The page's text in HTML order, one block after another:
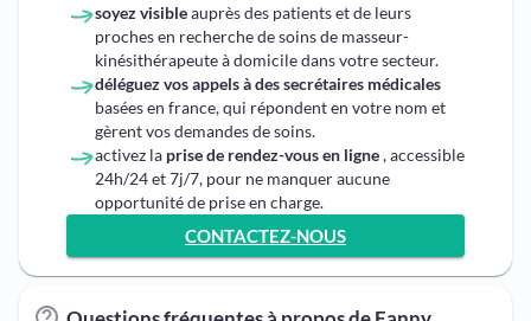
soyez visibleauprès des patients et de leurs
proches en recherche de soins de masseur-
kinésithérapeute à domicile dans votre secteur.
déléguez vos appels à des secrétaires médicales
basées en france, qui répondent en votre nom et
gèrent vos demandes de soins.
activez la prise de rendez-vous en ligne, accessible
24h/24 et 7j/7, pour ne manquer aucune
opportunité de prise en charge.
CONTACTEZ-NOUS